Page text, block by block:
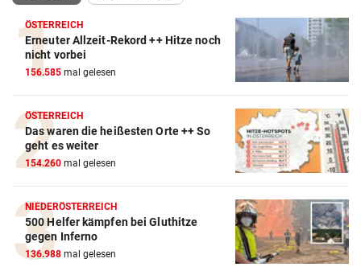
ÖSTERREICH
Erneuter Allzeit-Rekord ++ Hitze noch
nicht vorbei
156.585 mal gelesen
ÖSTERREICH
Das waren die heißesten Orte ++ So
geht es weiter
154.260 mal gelesen
NIEDERÖSTERREICH
500 Helfer kämpfen bei Gluthitze
gegen Inferno
136.988 mal gelesen